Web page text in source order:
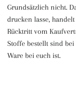
Grundsätzlich nicht.
drucken lasse,
Rücktritt vom
Stoffe bestellt sind
Ware bei euch ist.